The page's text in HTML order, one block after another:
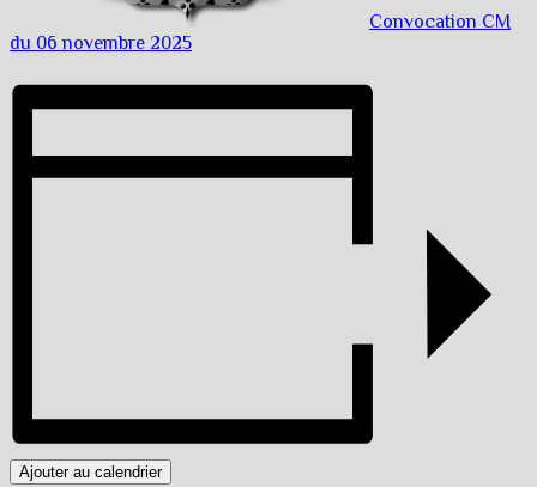
Convocation CM
du 06 novembre 2025
Ajouter au calendrier